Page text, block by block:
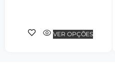
VER OPÇÕES